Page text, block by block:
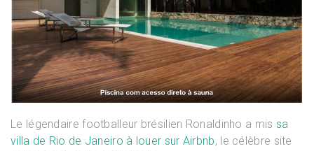
Le légendaire footballeur brésilien Ronaldinho a mis sa
villa de Rio de Janeiro à louer sur Airbnb, le célèbre site